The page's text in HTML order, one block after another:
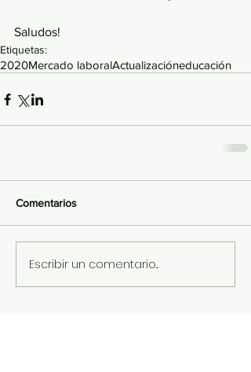
Saludos!
Etiquetas:
2020Mercado laboralActualizacióneducación
Comentarios
Escribir un comentario...